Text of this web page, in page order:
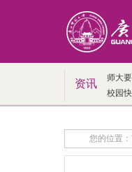
资讯 师大
校园
您的位置：